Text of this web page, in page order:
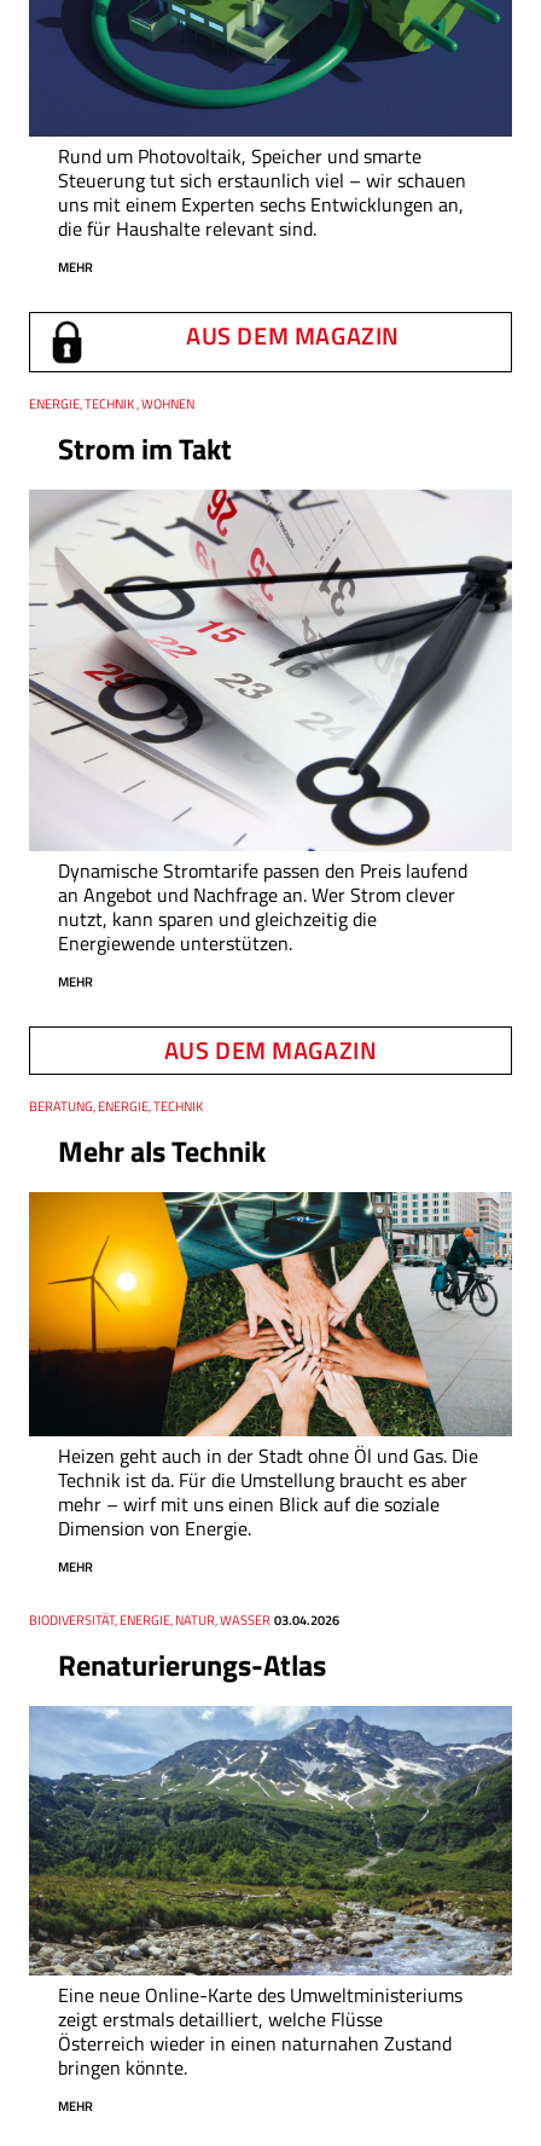
Rund um Photovoltaik, Speicher und smarte
Steuerung tut sich erstaunlich viel – wir schauen
uns mit einem Experten sechs Entwicklungen an,
die für Haushalte relevant sind.
MEHR
AUS DEM MAGAZIN
Strom im Takt
Thema
ENERGIE, TECHNIK , WOHNEN
Dynamische Stromtarife passen den Preis laufend
an Angebot und Nachfrage an. Wer Strom clever
nutzt, kann sparen und gleichzeitig die
Energiewende unterstützen.
MEHR
AUS DEM MAGAZIN
Mehr als Technik
Thema
BERATUNG, ENERGIE, TECHNIK
Heizen geht auch in der Stadt ohne Öl und Gas. Die
Technik ist da. Für die Umstellung braucht es aber
mehr – wirf mit uns einen Blick auf die soziale
Dimension von Energie.
MEHR
Renaturierungs-Atlas
Thema
BIODIVERSITÄT, ENERGIE, NATUR, WASSER
Datum 03.04.2026
Eine neue Online-Karte des Umweltministeriums
zeigt erstmals detailliert, welche Flüsse
Österreich wieder in einen naturnahen Zustand
bringen könnte.
MEHR